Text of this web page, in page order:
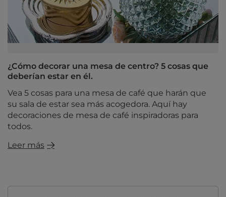
¿Cómo decorar una mesa de centro? 5 cosas que
deberían estar en él.
Vea 5 cosas para una mesa de café que harán que
su sala de estar sea más acogedora. Aquí hay
decoraciones de mesa de café inspiradoras para
todos.
Leer más